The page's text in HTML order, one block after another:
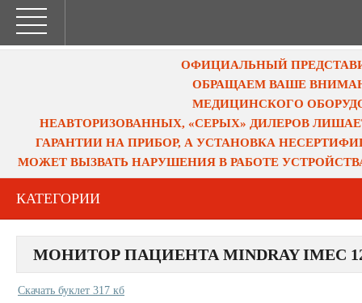
ОФИЦИАЛЬНЫЙ
ОБРАЩАЕМ ВАШЕ
МЕДИЦИНСКОГО
НЕАВТОРИЗОВАННЫХ, «СЕРЫХ» ДИЛЕРОВ
ГАРАНТИИ НА ПРИБОР, А УСТАНОВКА
МОЖЕТ ВЫЗВАТЬ НАРУШЕНИЯ В РАБОТЕ
КАТЕГОРИИ
МОНИТОР ПАЦИЕНТА MINDRAY IMEC
Скачать буклет 317 кб